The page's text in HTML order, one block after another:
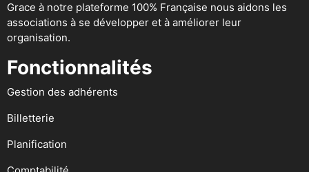
Grace à notre plateforme 100% Française nous aidons les
associations à se développer et à améliorer leur
organisation.
Fonctionnalités
Gestion des adhérents
Billetterie
Planification